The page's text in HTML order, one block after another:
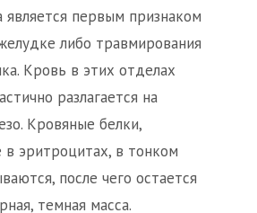
первым признаком
либо травмирования
Кровь в этих отделах
разлагается на
Кровяные белки,
эритроцитах, в тонком
после чего остается
темная масса.